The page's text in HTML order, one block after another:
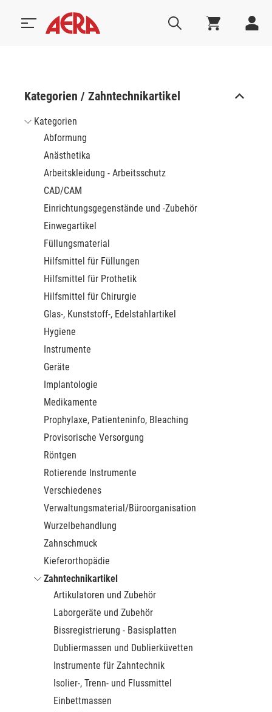
Kategorien / Zahntechnikartikel
Kategorien
Abformung
Anästhetika
Arbeitskleidung - Arbeitsschutz
CAD/CAM
Einrichtungsgegenstände und -Zubehör
Einwegartikel
Füllungsmaterial
Hilfsmittel für Füllungen
Hilfsmittel für Prothetik
Hilfsmittel für Chirurgie
Glas-, Kunststoff-, Edelstahlartikel
Hygiene
Instrumente
Geräte
Implantologie
Medikamente
Prophylaxe, Patienteninfo, Bleaching
Provisorische Versorgung
Röntgen
Rotierende Instrumente
Verschiedenes
Verwaltungsmaterial/Büroorganisation
Wurzelbehandlung
Zahnschmuck
Kieferorthopädie
Zahntechnikartikel
Artikulatoren und Zubehör
Laborgeräte und Zubehör
Bissregistrierung - Basisplatten
Dubliermassen und Dublierküvetten
Instrumente für Zahntechnik
Isolier-, Trenn- und Flussmittel
Einbettmassen